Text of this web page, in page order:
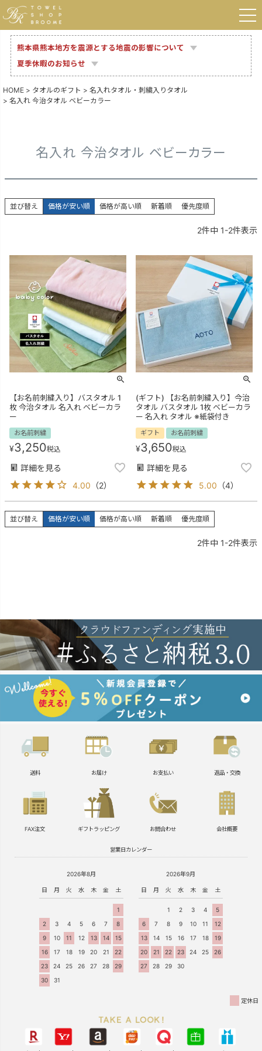
熊本県熊本地方を震源とする地震の影響について
夏季休暇のお知らせ
HOME タオルのギフト
名入れタオル・刺繍入りタオル
名入れ 今治タオル ベビーカラー
名入れ 今治タオル ベビーカラー
並び替え 価格が安い順 価格が高い順 新着順 優先度順
2件中 1-2件表示
【お名前刺繍入り】バスタオル 1
枚 今治タオル 名入れ ベビーカラ
ー
お名前刺繍
¥3,250税込
詳細を見る
4.00 （2）
(ギフト) 【お名前刺繍入り】今治
タオル バスタオル 1枚 ベビーカラ
ー 名入れ タオル ※紙袋付き
ギフト お名前刺繍
¥3,650税込
詳細を見る
5.00 （4）
並び替え 価格が安い順 価格が高い順 新着順 優先度順
2件中 1-2件表示
送料 お届け お支払い 返品・交換
FAX注文 ギフトラッピング お問合わせ 会社概要
営業日カレンダー
2026年8月
日 月 火 水 木 金 土
1
2
3 4 5 6 7
8
9
10 11 12 13 14
15
16
17 18 19 20 21
22
23
24 25 26 27 28
29
30
31
2026年9月
日 月 火 水 木 金 土
1 2 3 4
5
6
7 8 9 10 11
12
13
14 15 16 17 18
19
20
21 22 23 24 25
26
27
28 29 30
定休日